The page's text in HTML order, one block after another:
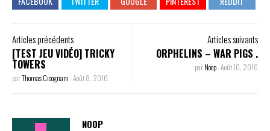
Articles précédents
[TEST JEU VIDÉO] TRICKY
TOWERS
parThomas Cicognani-Août 8, 2016
Articles suivants
ORPHELINS – WAR PIGS .
parNoop-Août 10, 2016
NOOP